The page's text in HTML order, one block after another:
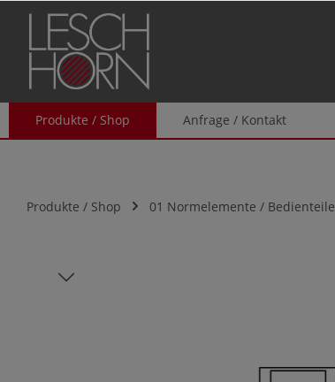
Zur Hauptnavigation springen
Produkte / Shop Anfrage / Kontakt
Produkte / Shop 01 Normelemente / Bedienteile
Bildergalerie überspringen